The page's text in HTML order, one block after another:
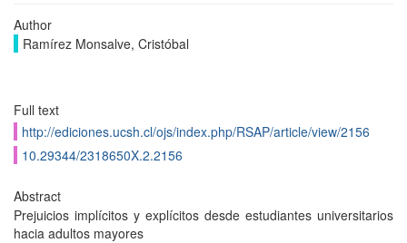
Author
Ramí­rez Monsalve, Cristóbal
Full text
http://ediciones.ucsh.cl/ojs/index.php/RSAP/article/view/2156
10.29344/2318650X.2.2156
Abstract
Prejuicios implí­citos y explí­citos desde estudiantes universitarios
hacia adultos mayores